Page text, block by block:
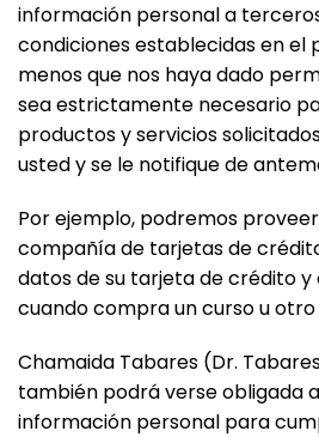
información personal a
condiciones establecidas en
menos que nos haya dado
sea estrictamente necesario
productos y servicios
usted y se le notifique de
Por ejemplo, podremos
compañía de tarjetas de
datos de su tarjeta de crédito
cuando compra un curso u
Chamaida Tabares (Dr.
también podrá verse obligada
información personal para